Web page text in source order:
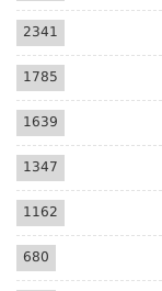
2341
1785
1639
1347
1162
680